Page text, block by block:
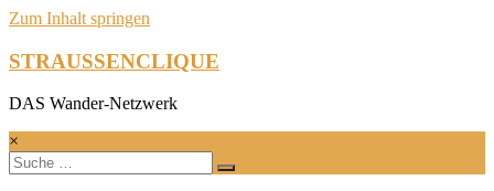
Zum Inhalt springen
STRAUSSENCLIQUE
DAS Wander-Netzwerk
×